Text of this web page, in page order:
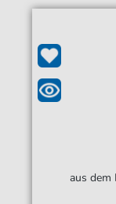
aus dem